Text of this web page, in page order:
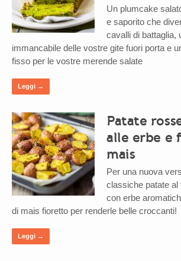
Un plumcake
e saporito che
cavalli di battaglia,
immancabile delle vostre gite fuori porta e
fisso per le vostre merende salate
Leggi →
Patate
alle erbe e
mais
Per una nuova
classiche patate al
con erbe
di mais fioretto per renderle belle croccanti!
Leggi →